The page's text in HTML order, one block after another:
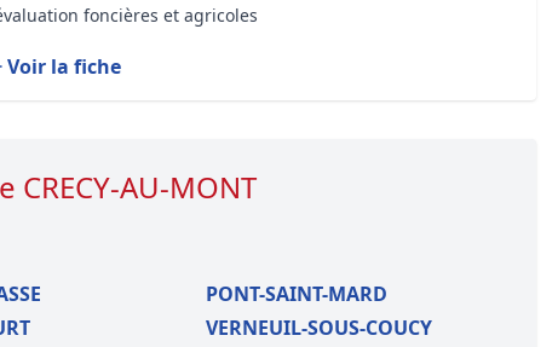
foncières et agricoles
Voir la fiche
AU-MONT
PONT-SAINT-MARD
VERNEUIL-SOUS-COUCY